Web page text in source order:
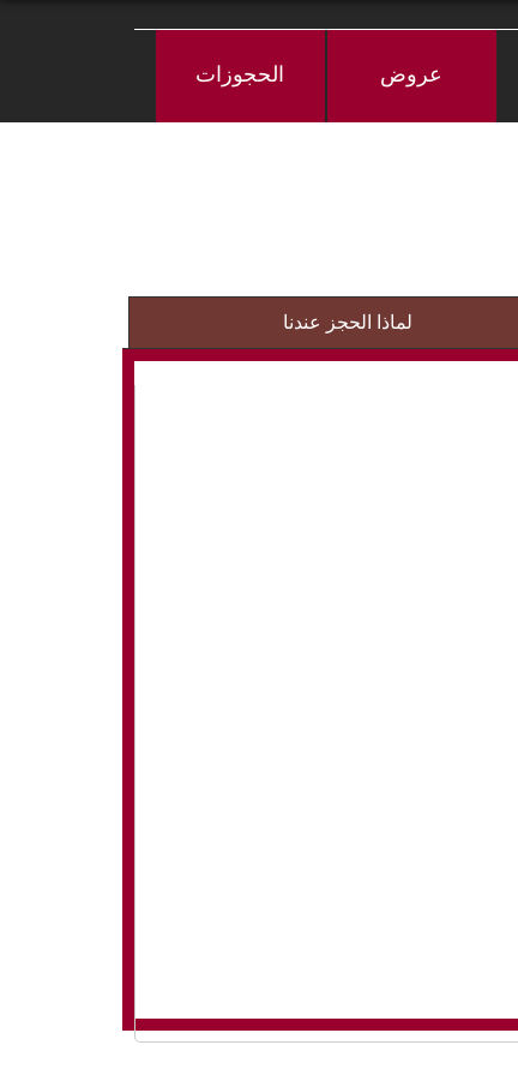
عروض الحجوزات
لماذا الحجز عندنا